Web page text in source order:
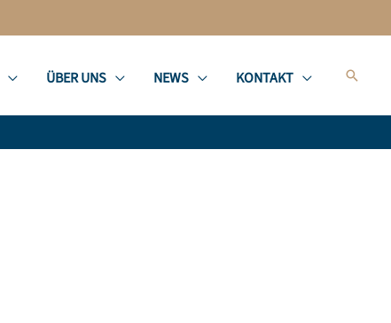
ÜBER UNS NEWS KONTAKT